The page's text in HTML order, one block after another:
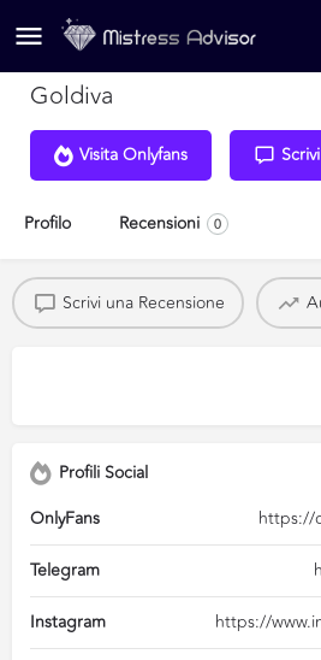
Goldiva
Visita Onlyfans
Profilo Recensioni 0
Scrivi una Recensione
Profili Social
OnlyFans
https://
Telegram
Instagram https://